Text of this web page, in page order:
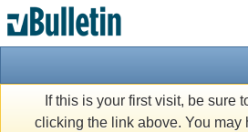
If this is your first visit, be sure
clicking the link above. You may